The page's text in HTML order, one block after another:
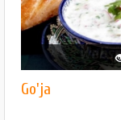
Go'ja